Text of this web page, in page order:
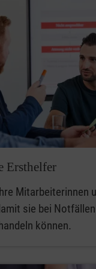
Ersthelfer
Mitarbeiterinnen
sie bei
können.